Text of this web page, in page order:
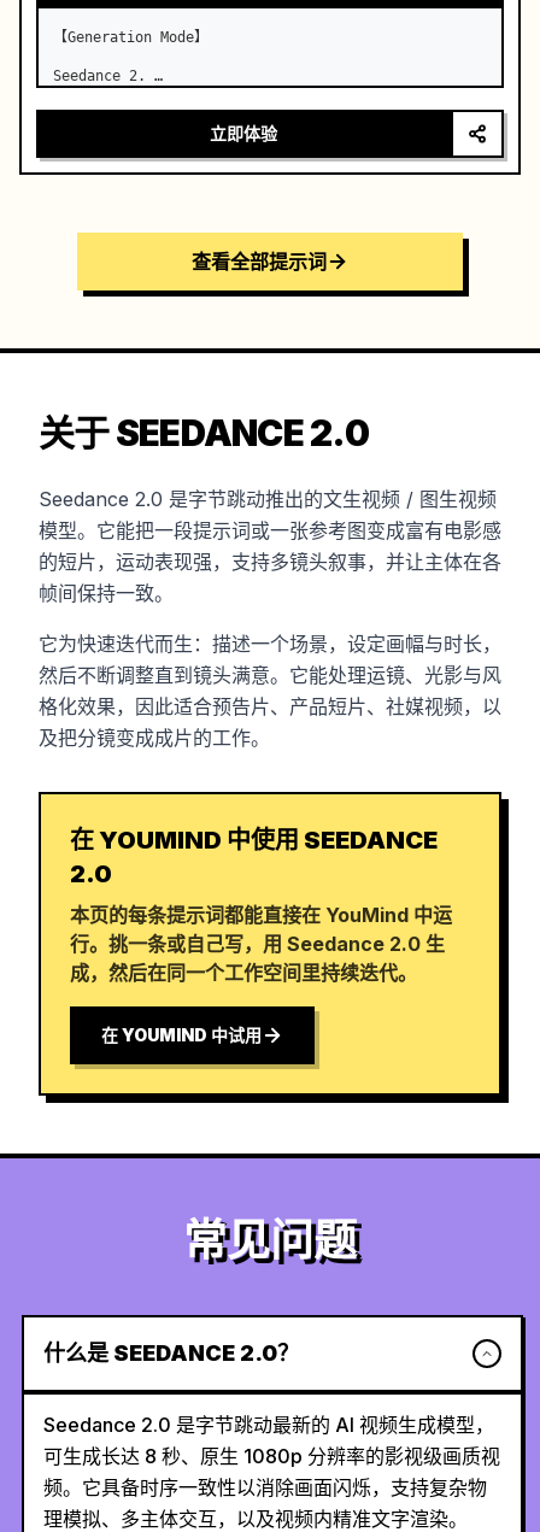
【Generation Mode】
Seedance 2. …
立即体验
查看全部提示词
关于 SEEDANCE 2.0
Seedance 2.0 是字节跳动推出的文生视频 / 图生视频
模型。它能把一段提示词或一张参考图变成富有电影感
的短片，运动表现强，支持多镜头叙事，并让主体在各
帧间保持一致。
它为快速迭代而生：描述一个场景，设定画幅与时长，
然后不断调整直到镜头满意。它能处理运镜、光影与风
格化效果，因此适合预告片、产品短片、社媒视频，以
及把分镜变成成片的工作。
在 YOUMIND 中使用 SEEDANCE
2.0
本页的每条提示词都能直接在 YouMind 中运
行。挑一条或自己写，用 Seedance 2.0 生
成，然后在同一个工作空间里持续迭代。
在 YOUMIND 中试用
常见问题
什么是 SEEDANCE 2.0？
Seedance 2.0 是字节跳动最新的 AI 视频生成模型，
可生成长达 8 秒、原生 1080p 分辨率的影视级画质视
频。它具备时序一致性以消除画面闪烁，支持复杂物
理模拟、多主体交互，以及视频内精准文字渲染。